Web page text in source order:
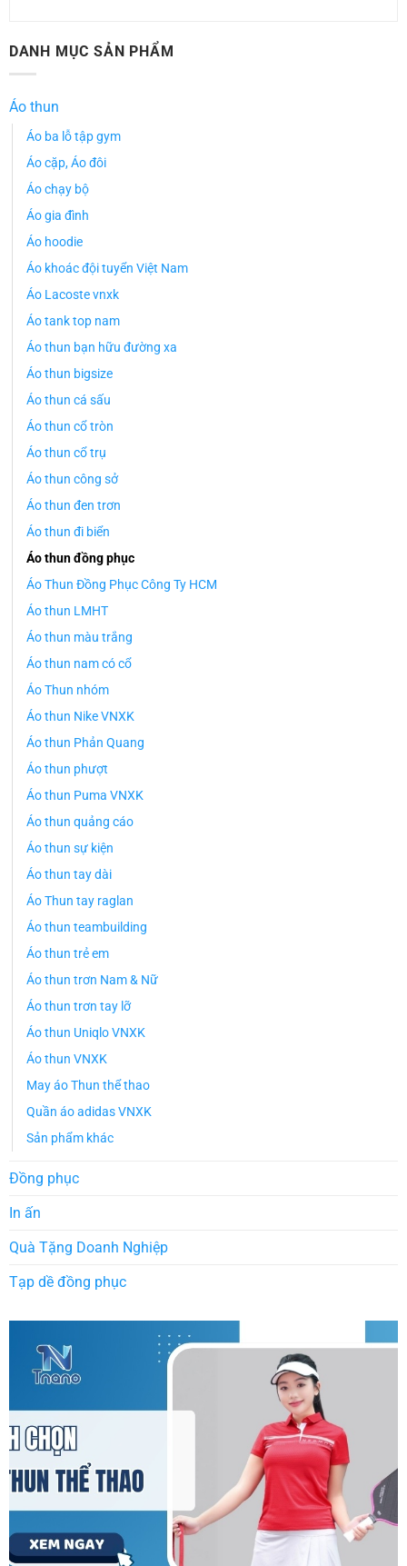
DANH MỤC SẢN PHẨM
Áo thun
Áo ba lỗ tập gym
Áo cặp, Áo đôi
Áo chạy bộ
Áo gia đình
Áo hoodie
Áo khoác đội tuyển Việt Nam
Áo Lacoste vnxk
Áo tank top nam
Áo thun bạn hữu đường xa
Áo thun bigsize
Áo thun cá sấu
Áo thun cổ tròn
Áo thun cổ trụ
Áo thun công sở
Áo thun đen trơn
Áo thun đi biển
Áo thun đồng phục
Áo Thun Đồng Phục Công Ty HCM
Áo thun LMHT
Áo thun màu trắng
Áo thun nam có cổ
Áo Thun nhóm
Áo thun Nike VNXK
Áo thun Phản Quang
Áo thun phượt
Áo thun Puma VNXK
Áo thun quảng cáo
Áo thun sự kiện
Áo thun tay dài
Áo Thun tay raglan
Áo thun teambuilding
Áo thun trẻ em
Áo thun trơn Nam & Nữ
Áo thun trơn tay lỡ
Áo thun Uniqlo VNXK
Áo thun VNXK
May áo Thun thể thao
Quần áo adidas VNXK
Sản phẩm khác
Đồng phục
In ấn
Quà Tặng Doanh Nghiệp
Tạp dề đồng phục